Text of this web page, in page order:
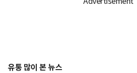
유통 많이 본 뉴스